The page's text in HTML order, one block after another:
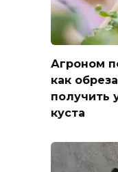
Агроном
как
получить
куста